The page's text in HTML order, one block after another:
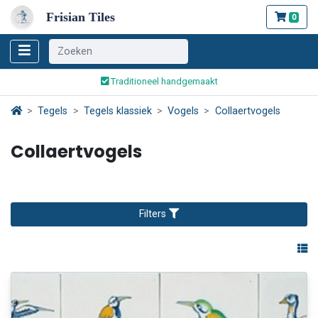
Frisian Tiles 0
Traditioneel handgemaakt
Veilig bestellen en betalen
Tegels Tegels klassiek Vogels Collaertvogels
Collaertvogels
Filters